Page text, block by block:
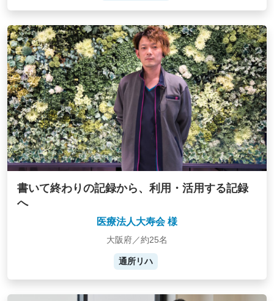
書いて終わりの記録から、利用・活用する記録
へ
医療法人大寿会 様
大阪府／約25名
通所リハ